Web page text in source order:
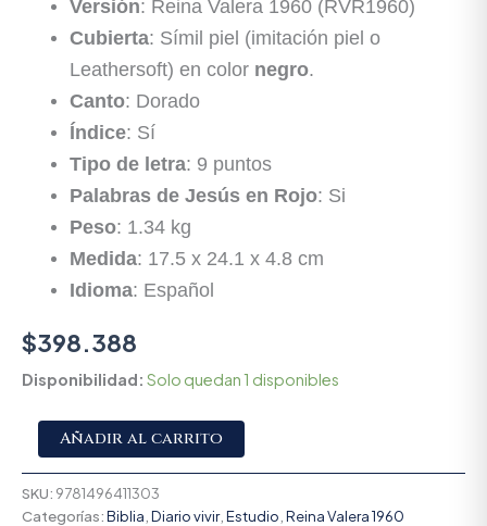
Versión: Reina Valera 1960 (RVR1960)
Cubierta: Símil piel (imitación piel o
Leathersoft) en color negro.
Canto: Dorado
Índice: Sí
Tipo de letra: 9 puntos
Palabras de Jesús en Rojo: Si
Peso: 1.34 kg
Medida: 17.5 x 24.1 x 4.8 cm
Idioma: Español
$398.388
Disponibilidad: Solo quedan 1 disponibles
Añadir al carrito
SKU: 9781496411303
Categorías:Biblia Diario vivir, Estudio Reina Valera 1960